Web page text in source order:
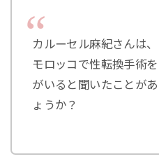
カルーセル麻紀さんは、
モロッコで性転換手術
がいると聞いたことが
ょうか？